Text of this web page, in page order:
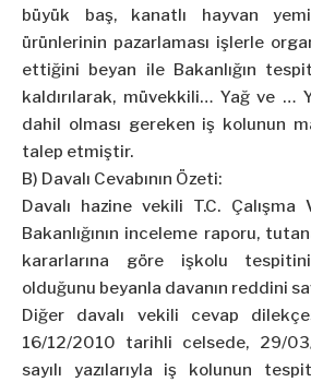
büyük baş, kanatlı hayvan
ürünlerinin pazarlaması işlerle
ettiğini beyan ile Bakanlığın
kaldırılarak, müvekkili… Yağ ve …
dahil olması gereken iş kolunun
talep etmiştir.
B) Davalı Cevabının Özeti:
Davalı hazine vekili T.C. Çalışma
Bakanlığının inceleme raporu,
kararlarına göre işkolu
olduğunu beyanla davanın reddini
Diğer davalı vekili cevap
16/12/2010 tarihli celsede, 29/
sayılı yazılarıyla iş kolunun